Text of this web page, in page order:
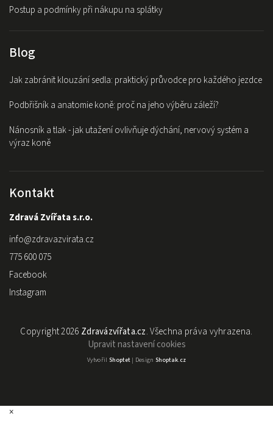
Postup a podmínky při nákupu na splátky
Blog
Jak zabránit klouzání sedla: praktický průvodce pro každého jezdce
Podbřišník a anatomie koně: proč na jeho výběru záleží?
Nánosník a tlak - jak utažení ovlivňuje dýchání, nervový systém a
výraz koně
Kontakt
Zdravá Zvířata s.r.o.
info@zdravazvirata.cz
775 600 075
Facebook
Instagram
Copyright 2026 Zdravázvířata.cz. Všechna práva vyhrazena.
Upravit nastavení cookies
Vytvořil Shoptet| Design Shoptak.cz
×